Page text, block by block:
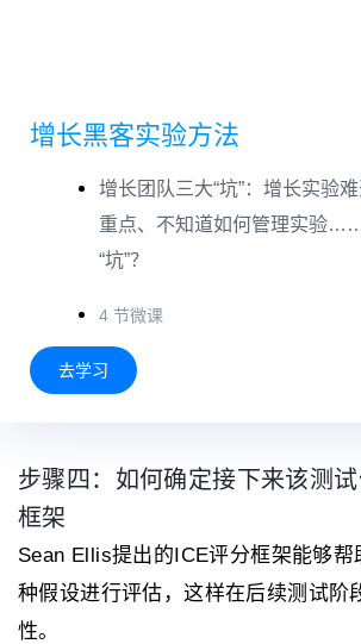
增长黑客实验方法
增长团队三大“坑”：增长实验
重点、不知道如何管理实验
“坑”？
4 节微课
去学习
步骤四：如何确定接下来该测
框架
Sean Ellis提出的ICE评分框架能够帮
种假设进行评估，这样在后续测试阶
性。